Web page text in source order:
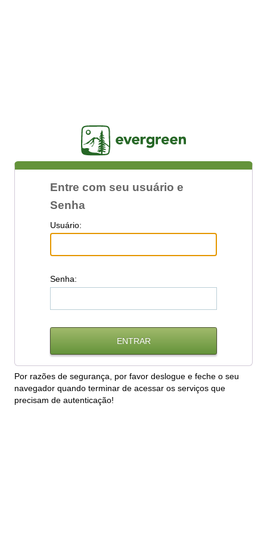
Entre com seu usuário e
Senha
Usuário:
Senha:
Por razões de segurança, por favor deslogue e feche o seu
navegador quando terminar de acessar os serviços que
precisam de autenticação!